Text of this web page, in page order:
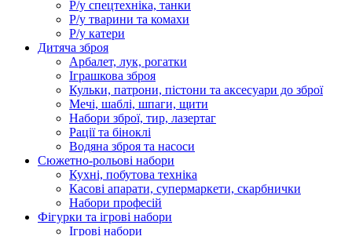
Р/у спецтехніка, танки
Р/у тварини та комахи
Р/у катери
Дитяча зброя
Арбалет, лук, рогатки
Іграшкова зброя
Кульки, патрони, пістони та аксесуари до зброї
Мечі, шаблі, шпаги, щити
Набори зброї, тир, лазертаг
Рації та біноклі
Водяна зброя та насоси
Сюжетно-рольові набори
Кухні, побутова техніка
Касові апарати, супермаркети, скарбнички
Набори професій
Фігурки та ігрові набори
Ігрові набори